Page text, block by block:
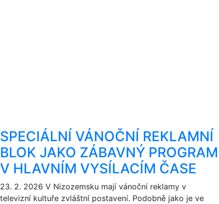
SPECIÁLNÍ VÁNOČNÍ REKLAMNÍ
BLOK JAKO ZÁBAVNÝ PROGRAM
V HLAVNÍM VYSÍLACÍM ČASE
23. 2. 2026 V Nizozemsku mají vánoční reklamy v
televizní kultuře zvláštní postavení. Podobně jako je ve